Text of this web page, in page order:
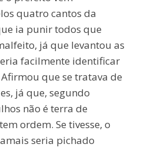
quatro cantos da
ia punir todos que
já que levantou as
facilmente identificar
que se tratava de
já que, segundo
não é terra de
ordem. Se tivesse, o
seria pichado